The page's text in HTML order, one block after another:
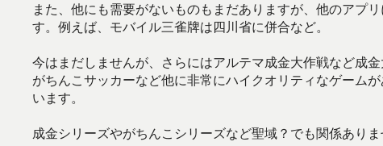
また、他にも需要がないものもまだありますが、他のアプ
す。例えば、モバイル三雀牌は四川省に併合など。
今はまだしませんが、さらにはアルテマ成金大作戦など成
がちんこサッカーなど他に非常にハイクオリティなゲーム
います。
成金シリーズやがちんこシリーズなど聖域？でも関係ありま